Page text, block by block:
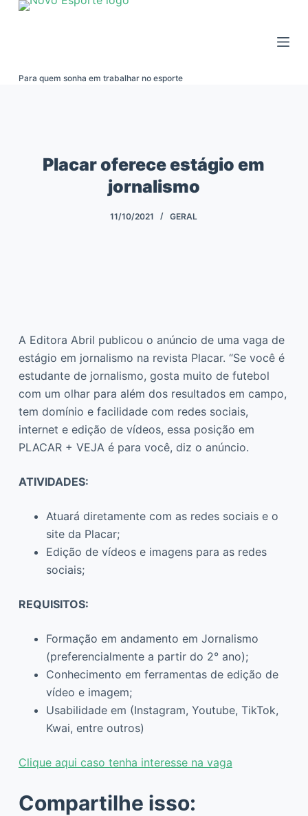
Pular
Para quem sonha em trabalhar no esporte
Placar oferece estágio em
jornalismo
11/10/2021 GERAL
A Editora Abril publicou o anúncio de uma vaga de
estágio em jornalismo na revista Placar. “Se você é
estudante de jornalismo, gosta muito de futebol
com um olhar para além dos resultados em campo,
tem domínio e facilidade com redes sociais,
internet e edição de vídeos, essa posição em
PLACAR + VEJA é para você, diz o anúncio.
ATIVIDADES:
Atuará diretamente com as redes sociais e o
site da Placar;
Edição de vídeos e imagens para as redes
sociais;
REQUISITOS:
Formação em andamento em Jornalismo
(preferencialmente a partir do 2° ano);
Conhecimento em ferramentas de edição de
vídeo e imagem;
Usabilidade em (Instagram, Youtube, TikTok,
Kwai, entre outros)
Clique aqui caso tenha interesse na vaga
Compartilhe isso: